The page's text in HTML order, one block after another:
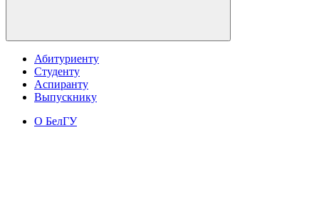
Абитуриенту
Студенту
Аспиранту
Выпускнику
О БелГУ